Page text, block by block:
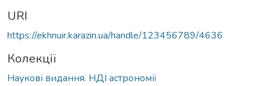
URI
https://ekhnuir.karazin.ua/handle/123456789/4636
Колекції
Наукові видання. НДІ астрономії